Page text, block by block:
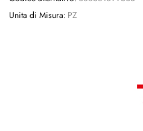
Unita di Misura: PZ